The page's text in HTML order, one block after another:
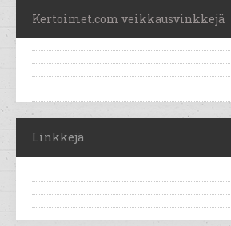
Kertoimet.com veikkausvinkkejä
Linkkejä